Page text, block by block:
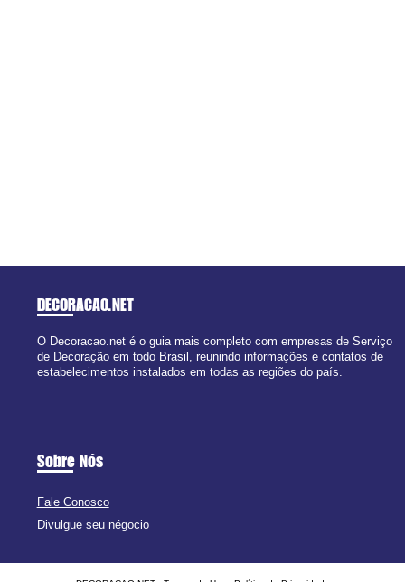
DECORACAO.NET
O Decoracao.net é o guia mais completo com empresas de Serviço
de Decoração em todo Brasil, reunindo informações e contatos de
estabelecimentos instalados em todas as regiões do país.
Sobre Nós
Fale Conosco
Divulgue seu négocio